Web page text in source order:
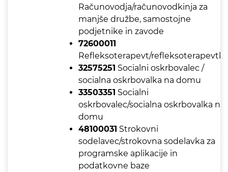
Računovodja/računovodkinja za
manjše družbe, samostojne
podjetnike in zavode
72600011
Refleksoterapevt/refleksoterapevtka
32575251 Socialni oskrbovalec /
socialna oskrbovalka na domu
33503351 Socialni
oskrbovalec/socialna oskrbovalka na
domu
48100031 Strokovni
sodelavec/strokovna sodelavka za
programske aplikacije in
podatkovne baze